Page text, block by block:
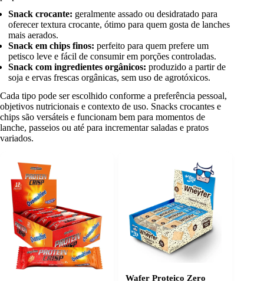
Snack crocante: geralmente assado ou desidratado para
oferecer textura crocante, ótimo para quem gosta de lanches
mais aerados.
Snack em chips finos: perfeito para quem prefere um
petisco leve e fácil de consumir em porções controladas.
Snack com ingredientes orgânicos: produzido a partir de
soja e ervas frescas orgânicas, sem uso de agrotóxicos.
Cada tipo pode ser escolhido conforme a preferência pessoal,
objetivos nutricionais e contexto de uso. Snacks crocantes e
chips são versáteis e funcionam bem para momentos de
lanche, passeios ou até para incrementar saladas e pratos
variados.
Wafer Proteico Zero